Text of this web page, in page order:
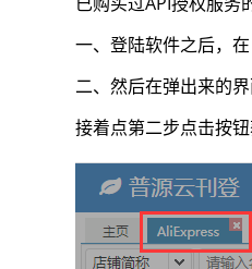
一、登陆软件之后，
二、然后在弹出来的
接着点第二步点击按